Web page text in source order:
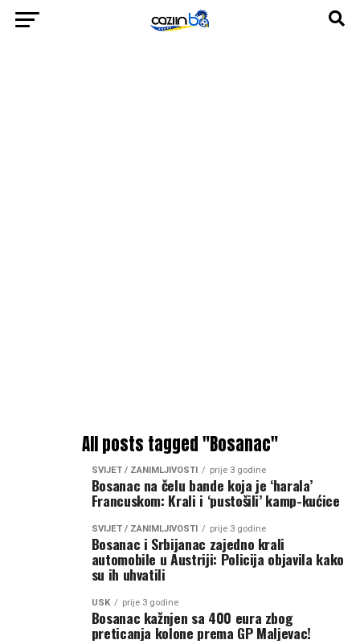
All posts tagged "Bosanac"
SVIJET / ZANIMLJIVOSTI prije 3 godine
Bosanac na čelu bande koja je ‘harala’
Francuskom: Krali i ‘pustošili’ kamp-kućice
SVIJET / ZANIMLJIVOSTI prije 3 godine
Bosanac i Srbijanac zajedno krali
automobile u Austriji: Policija objavila kako
su ih uhvatili
USK prije 3 godine
Bosanac kažnjen sa 400 eura zbog
preticanja kolone prema GP Maljevac!